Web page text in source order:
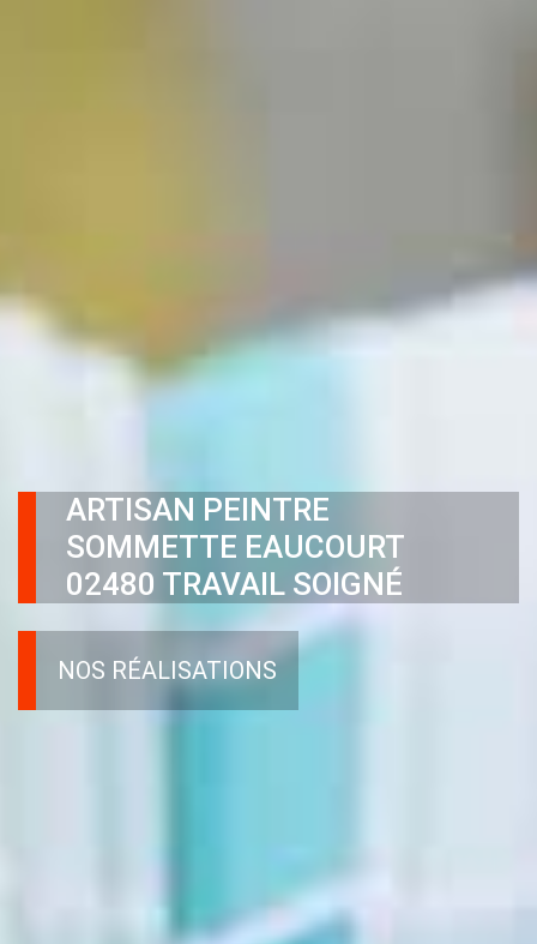
ARTISAN PEINTRE
SOMMETTE EAUCOURT
02480 TRAVAIL SOIGNÉ
NOS RÉALISATIONS